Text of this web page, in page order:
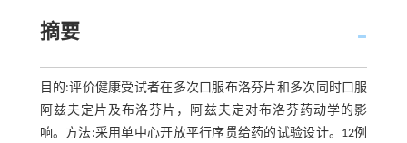
摘要
目的:评价健康受试者在多次口服布洛芬片和多次同时口服
阿兹夫定片及布洛芬片，阿兹夫定对布洛芬药动学的影
响。方法:采用单中心开放平行序贯给药的试验设计。12例